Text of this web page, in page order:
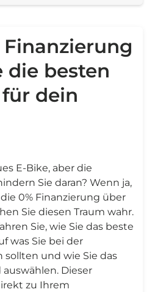
Finanzierung
die besten
dein
E-Bike, aber die
Sie daran? Wenn ja,
0% Finanzierung über
Sie diesen Traum wahr.
Sie, wie Sie das beste
was Sie bei der
sollten und wie Sie das
Dieser
zu Ihrem